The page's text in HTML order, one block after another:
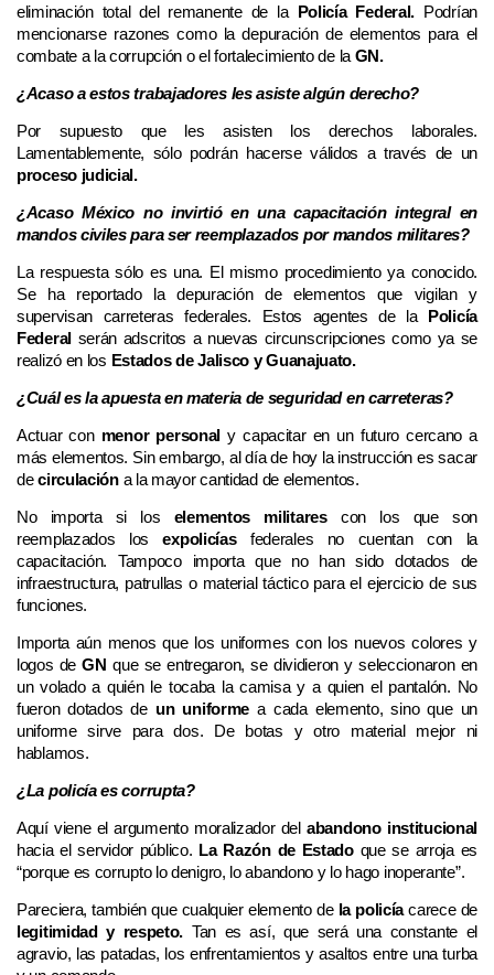
eliminación total del remanente de laPolicía Federal. Podrían
mencionarse razones como la depuración de elementos para el
combate a la corrupción o el fortalecimiento de la GN.
¿Acaso a estos trabajadores les asiste algún derecho?
Por supuesto que les asisten los derechos laborales.
Lamentablemente, sólo podrán hacerse válidos a través de un
proceso judicial.
¿Acaso México no invirtió en una capacitación integral en
mandos civiles para ser reemplazados por mandos militares?
La respuesta sólo es una. El mismo procedimiento ya conocido.
Se ha reportado la depuración de elementos que vigilan y
supervisan carreteras federales. Estos agentes de la Policía
Federal serán adscritos a nuevas circunscripciones como ya se
realizó en los Estados de Jalisco y Guanajuato.
¿Cuál es la apuesta en materia de seguridad en carreteras?
Actuar con menor personal y capacitar en un futuro cercano a
más elementos. Sin embargo, al día de hoy la instrucción es sacar
decirculacióna la mayor cantidad de elementos.
No importa si los elementos militarescon los que son
reemplazados losexpolicíasfederales no cuentan con la
capacitación. Tampoco importa que no han sido dotados de
infraestructura, patrullas o material táctico para el ejercicio de sus
funciones.
Importa aún menos que los uniformes con los nuevos colores y
logos deGN que se entregaron, se dividieron y seleccionaron en
un volado a quién le tocaba la camisa y a quien el pantalón. No
fueron dotados de un uniforme a cada elemento, sino que un
uniforme sirve para dos. De botas y otro material mejor ni
hablamos.
¿La policía es corrupta?
Aquí viene el argumento moralizador delabandono institucional
hacia el servidor público. La Razón de Estadoque se arroja es
“porque es corrupto lo denigro, lo abandono y lo hago inoperante”.
Pareciera, también que cualquier elemento de la policíacarece de
legitimidad y respeto. Tan es así, que será una constante el
agravio, las patadas, los enfrentamientos y asaltos entre una turba